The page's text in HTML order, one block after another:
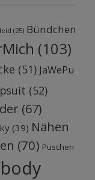
(25) Bündchen
(103)
(51) JaWePu
(52)
(67)
(39) Nähen
(70) Puschen